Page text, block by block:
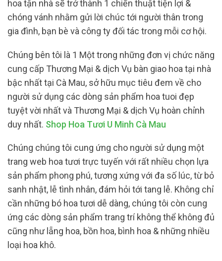
hoa tận nhà sẽ trở thành 1 chiến thuật tiện lợi &
chóng vánh nhằm gửi lời chúc tới người thân trong
gia đình, bạn bè và công ty đối tác trong mỗi cơ hội.
Chúng bên tôi là 1 Một trong những đơn vị chức năng
cung cấp Thương Mại & dịch Vụ bàn giao hoa tại nhà
bậc nhất tại Cà Mau, sở hữu mục tiêu đem về cho
người sử dụng các dòng sản phẩm hoa tuoi đẹp
tuyệt vời nhất và Thương Mại & dịch Vụ hoàn chỉnh
duy nhất. Shop Hoa Tươi U Minh Cà Mau
Chúng chúng tôi cung ứng cho người sử dụng một
trang web hoa tươi trực tuyến với rất nhiều chọn lựa
sản phẩm phong phú, tương xứng với đa số lúc, từ bỏ
sanh nhật, lễ tình nhân, đám hỏi tới tang lễ. Không chỉ
cần những bó hoa tươi dễ dàng, chúng tôi còn cung
ứng các dòng sản phẩm trang trí không thể không đủ
cũng như lẵng hoa, bồn hoa, bình hoa & những nhiều
loại hoa khô.